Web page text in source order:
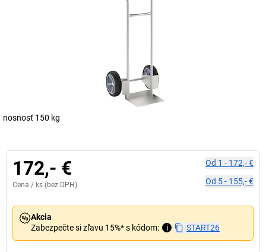
nosnosť 150 kg
172,- €
Cena / ks (bez DPH)
Od 1 - 172,- €
Od 5- 155,- €
Akcia
Zabezpečte si zľavu 15%* s kódom:
i START26